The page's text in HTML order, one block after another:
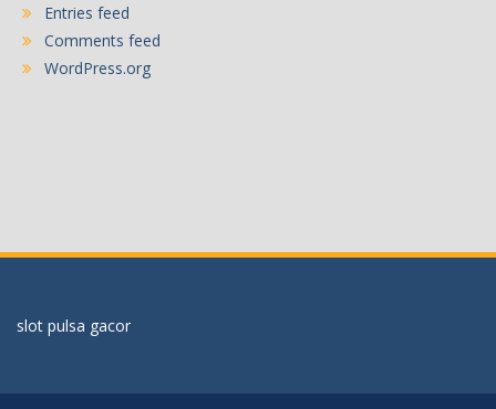
Entries feed
Comments feed
WordPress.org
slot pulsa gacor